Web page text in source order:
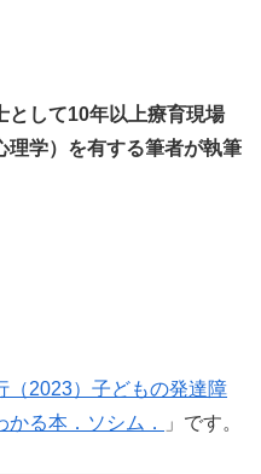
して10年以上療育現場
理学）を有する筆者が執筆
（2023）子どもの発達障
る本．ソシム．
」です。